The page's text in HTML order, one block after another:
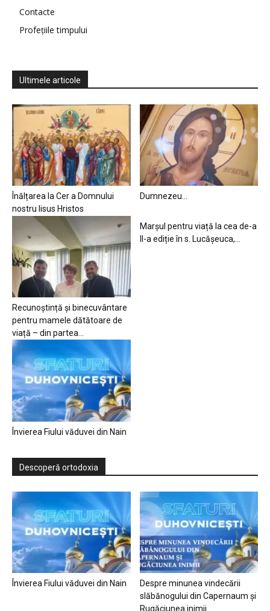
Contacte
Profețiile timpului
Ultimele articole
Înălțarea la Cer a Domnului
nostru Iisus Hristos
Dumnezeu…
Recunoștință și binecuvântare
pentru mamele dătătoare de
viață – din partea...
Marșul pentru viață la cea de-a
II-a ediție în s. Lucășeuca,...
Învierea Fiului văduvei din Nain
Descoperă ortodoxia
Învierea Fiului văduvei din Nain
Despre minunea vindecării
slăbănogului din Capernaum și
Rugăciunea inimii